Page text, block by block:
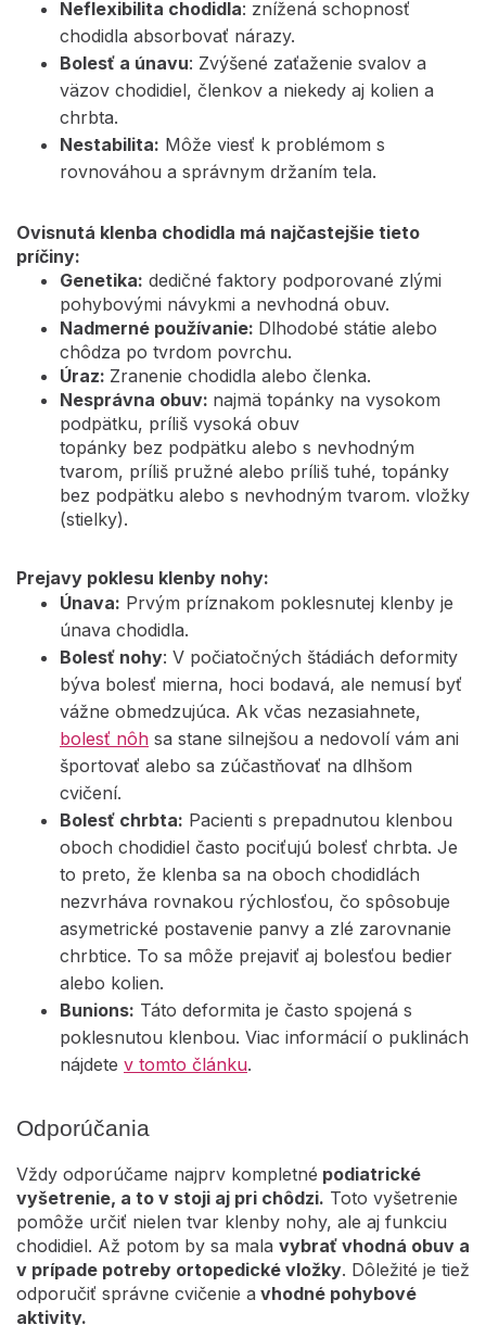
Neflexibilita chodidla: znížená schopnosť
chodidla absorbovať nárazy.
Bolesť a únavu: Zvýšené zaťaženie svalov a
väzov chodidiel, členkov a niekedy aj kolien a
chrbta.
Nestabilita: Môže viesť k problémom s
rovnováhou a správnym držaním tela.
Ovisnutá klenba chodidla má najčastejšie tieto
príčiny:
Genetika: dedičné faktory podporované zlými
pohybovými návykmi a nevhodná obuv.
Nadmerné používanie: Dlhodobé státie alebo
chôdza po tvrdom povrchu.
Úraz: Zranenie chodidla alebo členka.
Nesprávna obuv: najmä topánky na vysokom
podpätku, príliš vysoká obuv
topánky bez podpätku alebo s nevhodným
tvarom, príliš pružné alebo príliš tuhé, topánky
bez podpätku alebo s nevhodným tvarom. vložky
(stielky).
Prejavy poklesu klenby nohy:
Únava: Prvým príznakom poklesnutej klenby je
únava chodidla.
Bolesť nohy: V počiatočných štádiách deformity
býva bolesť mierna, hoci bodavá, ale nemusí byť
vážne obmedzujúca. Ak včas nezasiahnete,
bolesť nôh sa stane silnejšou a nedovolí vám ani
športovať alebo sa zúčastňovať na dlhšom
cvičení.
Bolesť chrbta: Pacienti s prepadnutou klenbou
oboch chodidiel často pociťujú bolesť chrbta. Je
to preto, že klenba sa na oboch chodidlách
nezvrháva rovnakou rýchlosťou, čo spôsobuje
asymetrické postavenie panvy a zlé zarovnanie
chrbtice. To sa môže prejaviť aj bolesťou bedier
alebo kolien.
Bunions: Táto deformita je často spojená s
poklesnutou klenbou. Viac informácií o puklinách
nájdete v tomto článku.
Odporúčania
Vždy odporúčame najprv kompletné podiatrické
vyšetrenie, a to v stoji aj pri chôdzi. Toto vyšetrenie
pomôže určiť nielen tvar klenby nohy, ale aj funkciu
chodidiel. Až potom by sa mala vybrať vhodná obuv a
v prípade potreby ortopedické vložky. Dôležité je tiež
odporučiť správne cvičenie a vhodné pohybové
aktivity.